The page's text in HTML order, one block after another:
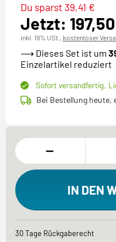
Jetzt:
Du sparst 39,41 €
inkl. 19% USt., kostenloser
⟶ Dieses Set ist um
Einzelartikel reduziert
Sofort versandfertig,
Bei Bestellung heute,
-
IN DEN
30 Tage Rückgaberecht